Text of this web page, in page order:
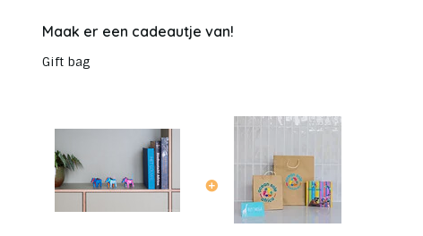
Maak er een cadeautje van!
Gift bag